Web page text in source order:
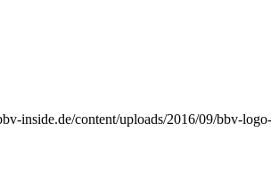
inside.de/content/uploads/2016/09/bbv-